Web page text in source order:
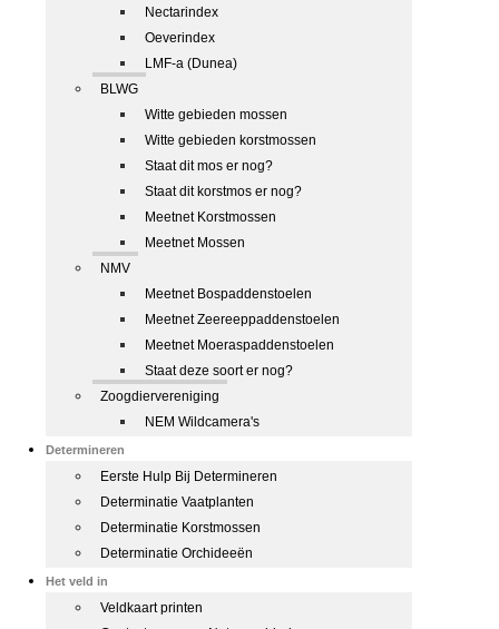
Nectarindex
Oeverindex
LMF-a (Dunea)
BLWG
Witte gebieden mossen
Witte gebieden korstmossen
Staat dit mos er nog?
Staat dit korstmos er nog?
Meetnet Korstmossen
Meetnet Mossen
NMV
Meetnet Bospaddenstoelen
Meetnet Zeereeppaddenstoelen
Meetnet Moeraspaddenstoelen
Staat deze soort er nog?
Zoogdiervereniging
NEM Wildcamera's
Determineren
Eerste Hulp Bij Determineren
Determinatie Vaatplanten
Determinatie Korstmossen
Determinatie Orchideeën
Het veld in
Veldkaart printen